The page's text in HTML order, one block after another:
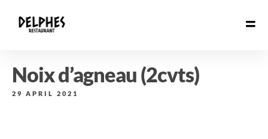
Noix d’agneau (2cvts)
29 APRIL 2021